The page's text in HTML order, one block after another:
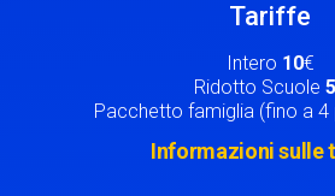
Tariffe
Intero 10€
Ridotto Scuole 5
Pacchetto famiglia (fino a 4
Informazioni sulle